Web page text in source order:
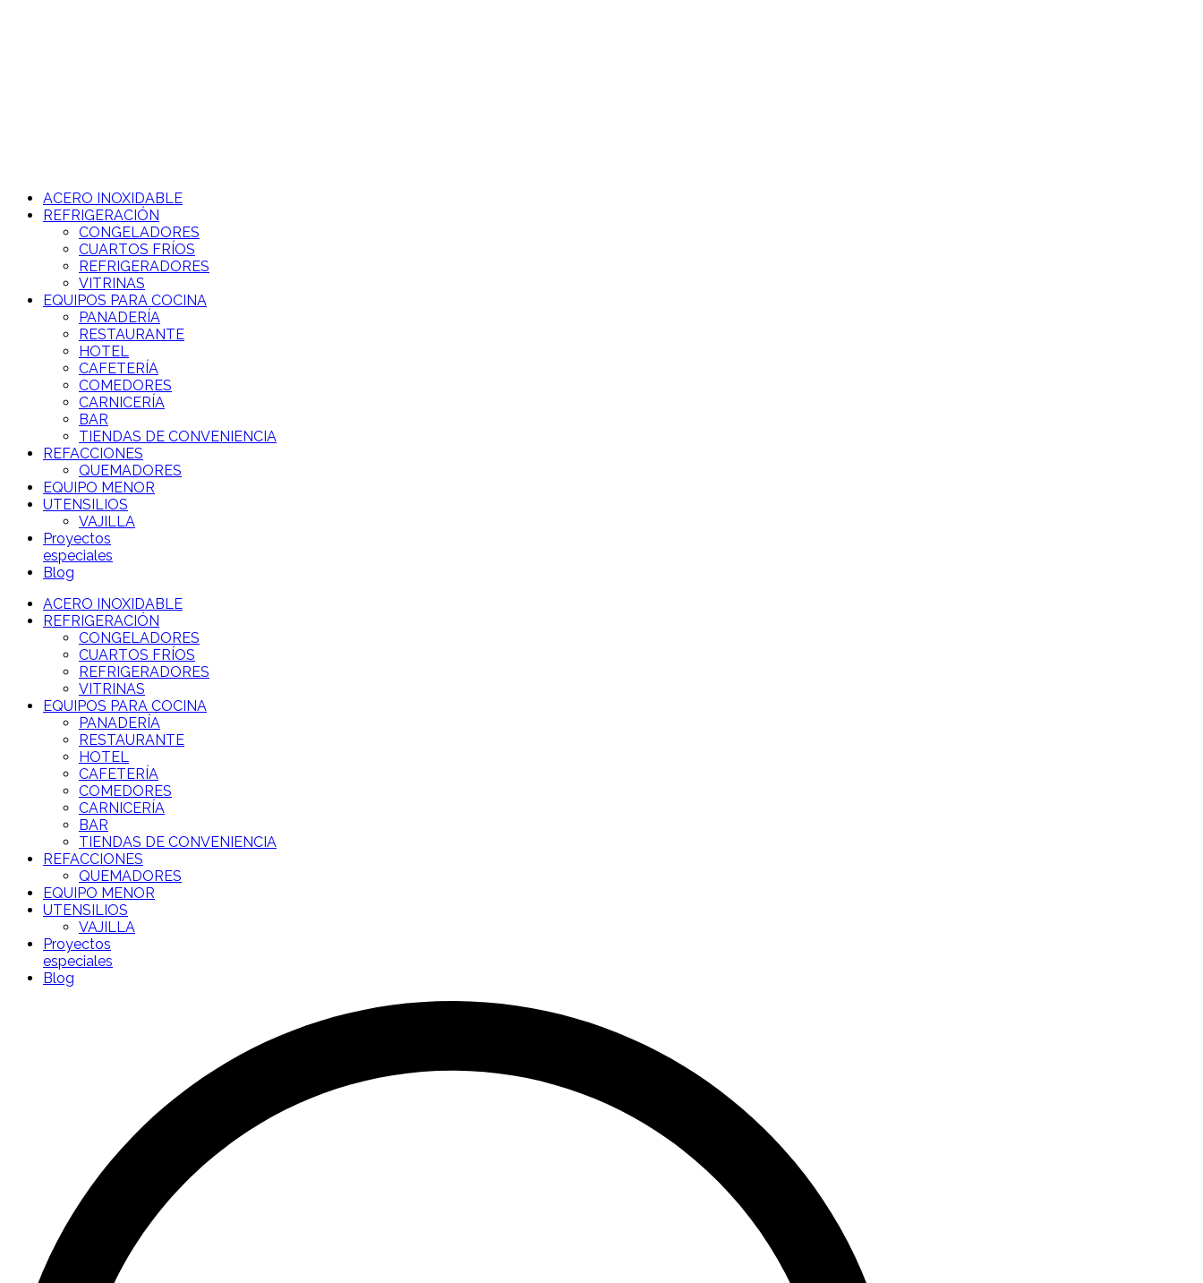
ACERO INOXIDABLE
REFRIGERACIÓN
CONGELADORES
CUARTOS FRÍOS
REFRIGERADORES
VITRINAS
EQUIPOS PARA COCINA
PANADERÍA
RESTAURANTE
HOTEL
CAFETERÍA
COMEDORES
CARNICERÍA
BAR
TIENDAS DE CONVENIENCIA
REFACCIONES
QUEMADORES
EQUIPO MENOR
UTENSILIOS
VAJILLA
Proyectos
especiales
Blog
ACERO INOXIDABLE
REFRIGERACIÓN
CONGELADORES
CUARTOS FRÍOS
REFRIGERADORES
VITRINAS
EQUIPOS PARA COCINA
PANADERÍA
RESTAURANTE
HOTEL
CAFETERÍA
COMEDORES
CARNICERÍA
BAR
TIENDAS DE CONVENIENCIA
REFACCIONES
QUEMADORES
EQUIPO MENOR
UTENSILIOS
VAJILLA
Proyectos
especiales
Blog